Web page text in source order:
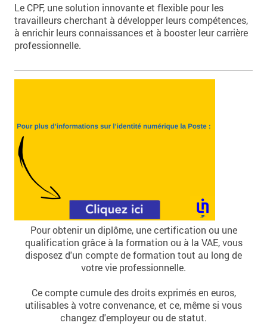
Le CPF, une solution innovante et flexible pour les
travailleurs cherchant à développer leurs compétences,
à enrichir leurs connaissances et à booster leur carrière
professionnelle.
Pour obtenir un diplôme, une certification ou une
qualification grâce à la formation ou à la VAE, vous
disposez d'un compte de formation tout au long de
votre vie professionnelle.
Ce compte cumule des droits exprimés en euros,
utilisables à votre convenance, et ce, même si vous
changez d'employeur ou de statut.